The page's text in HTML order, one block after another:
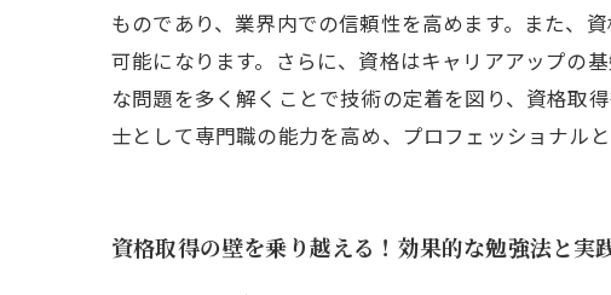
ものであり、業界内での信頼性を高めます。また、
可能になります。さらに、資格はキャリアアップの
な問題を多く解くことで技術の定着を図り、資格取
士として専門職の能力を高め、プロフェッショナル
資格取得の壁を乗り越える！効果的な勉強法と実